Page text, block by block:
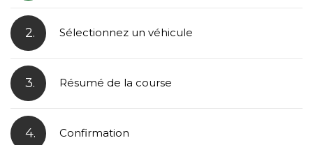
2. Sélectionnez un véhicule
3. Résumé de la course
4. Confirmation